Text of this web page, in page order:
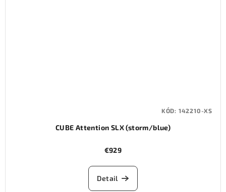
CUBE Attention SLX (storm/blue)
€929
Detail
KÓD: 142210-XS